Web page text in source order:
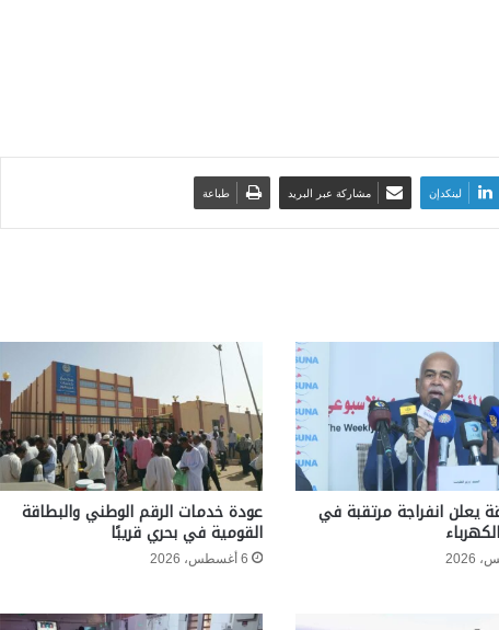
لينكدإن مشاركة عبر البريد طباعة
يعلن انفراجة مرتقبة في عودة خدمات الرقم الوطني والبطاقة
القومية في بحري قريبًا
6 أغسطس، 2026